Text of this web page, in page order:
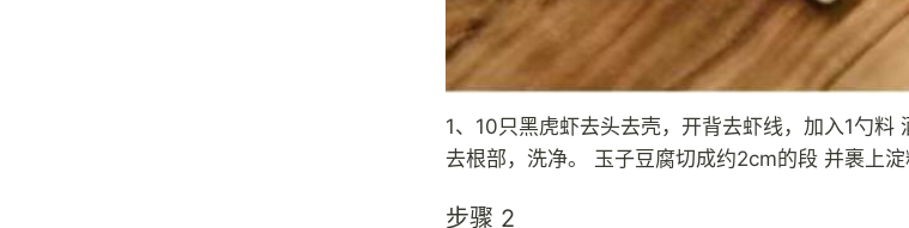
1、10只黑虎虾去头去壳，开背去虾线，加入1勺料
去根部，洗净。 玉子豆腐切成约2cm的段 并裹上淀
步骤 2